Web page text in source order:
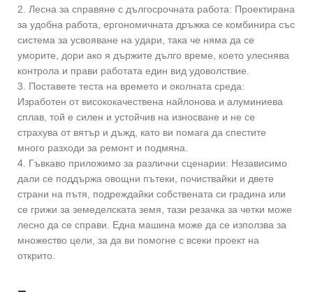
2. Лесна за справяне с дългосрочната работа: Проектирана
за удобна работа, ергономичната дръжка се комбинира със
система за усвояване на удари, така че няма да се
уморите, дори ако я държите дълго време, което улеснява
контрола и прави работата един вид удоволствие.
3. Поставете теста на времето и околната среда:
Изработен от висококачествена найлонова и алуминиева
сплав, той е силен и устойчив на износване и не се
страхува от вятър и дъжд, като ви помага да спестите
много разходи за ремонт и подмяна.
4. Гъвкаво приложимо за различни сценарии: Независимо
дали се поддържа овощни пътеки, почиствайки и двете
страни на пътя, подреждайки собствената си градина или
се грижи за земеделската земя, тази резачка за четки може
лесно да се справи. Една машина може да се използва за
множество цели, за да ви помогне с всеки проект на
открито.